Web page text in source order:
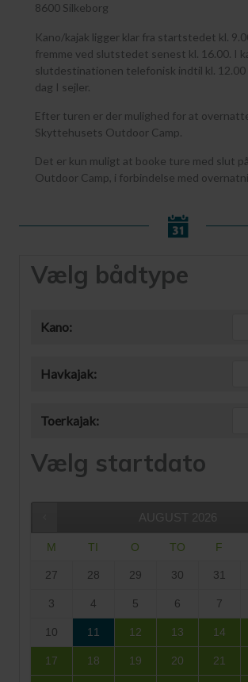
8600 Silkeborg
Kano/kajak ligger klar fra startstedet kl.
fremme ved slutstedet senest kl. 16.00. I
slutdestinationen telefonisk indtil kl. 12.00
dag I sejler.
Efter turen er der mulighed for at
Skyttehusets Outdoor Camp.
Det er kun muligt at booke ture med slut
Outdoor Camp, i forbindelse med
Vælg bådtype
Kano:
Havkajak:
Toerkajak:
Vælg startdato
AUGUST 2026
M TI O TO F
27 28 29 30 31
3 4 5 6 7
10 11 12 13 14
17 18 19 20 21